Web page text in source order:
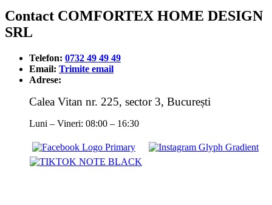
Contact COMFORTEX HOME DESIGN
SRL
Telefon: 0732 49 49 49
Email: Trimite email
Adrese:
Calea Vitan nr. 225, sector 3, București
Luni – Vineri: 08:00 – 16:30